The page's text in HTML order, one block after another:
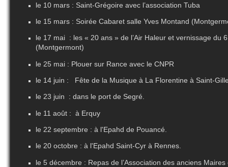
le 10 mars : Saint-Grégoire avec l’association Tuba
le 15 mars : Soirée Cabaret salle Yves Montand
le 17 mai : les « 20 ans » de l’Air Haleur et vernissage du
(Montgermont)
le 25 mai : Plouer sur Rance avec le CNPR
le 14 juin : Fête de la Musique à La Florentine à Saint-
le 23 juin : dans le port de Segré.
le 11 août : à Erquy
le 22 septembre : à l'Epahd de Pouancé.
le 20 octobre : à l'Epahd Saint-Cyr à Rennes.
le 5 décembre : Repas de l’Association des anciens Maires